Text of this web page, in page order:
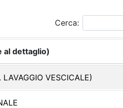
Cerca:
al dettaglio)
VESCICALE)